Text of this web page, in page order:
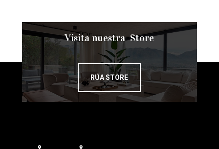
Visita nuestra Store
RÚA STORE